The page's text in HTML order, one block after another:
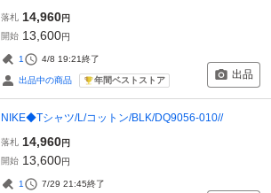
落札 14,960円
開始 13,600円
1 4/8 19:21終了
出品中の商品 年間ベストストア 出品
NIKE◆Tシャツ/L/コットン/BLK/DQ9056-010//
落札 14,960円
開始 13,600円
1 7/29 21:45終了